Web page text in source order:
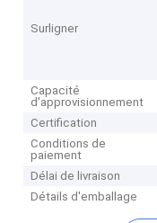
Surligner
Capacité
d'approvisionnement
Certification
Conditions de
paiement
Délai de livraison
Détails d'emballage